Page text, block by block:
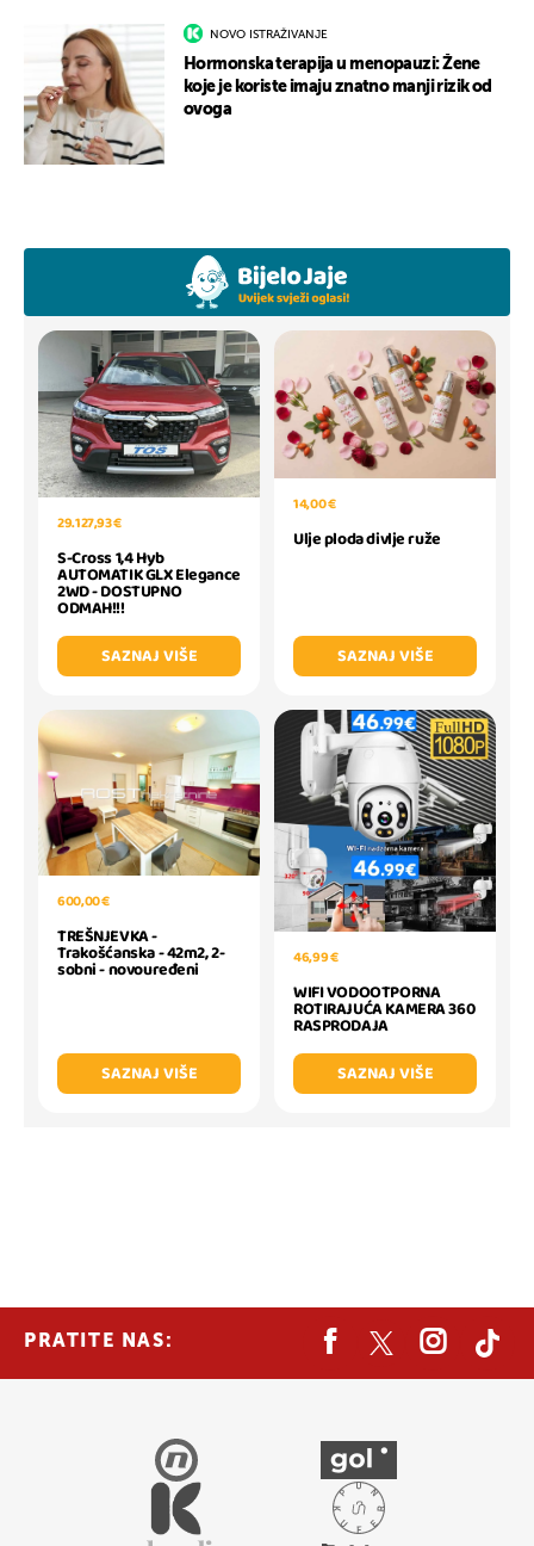
NOVO ISTRAŽIVANJE
Hormonska terapija u menopauzi: Žene
koje je koriste imaju znatno manji rizik od
ovoga
29.127,93 €
S-Cross 1,4 Hyb
AUTOMATIK GLX Elegance
2WD - DOSTUPNO
ODMAH!!!
SAZNAJ VIŠE
14,00 €
Ulje ploda divlje ruže
SAZNAJ VIŠE
600,00 €
TREŠNJEVKA -
Trakošćanska - 42m2, 2-
sobni - novouređeni
SAZNAJ VIŠE
46,99 €
WIFI VODOOTPORNA
ROTIRAJUĆA KAMERA 360
RASPRODAJA
SAZNAJ VIŠE
PRATITE NAS: